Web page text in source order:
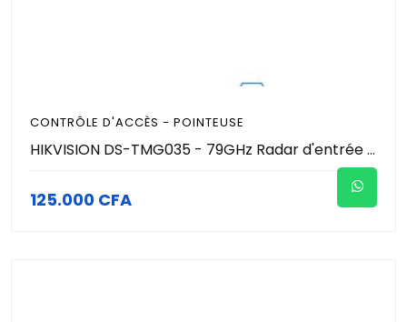
CONTRÔLE D'ACCÈS - POINTEUSE
HIKVISION DS-TMG035 - 79GHz Radar d'entrée et de sortie - Radar anti-chute de porte de barrière
125.000 CFA